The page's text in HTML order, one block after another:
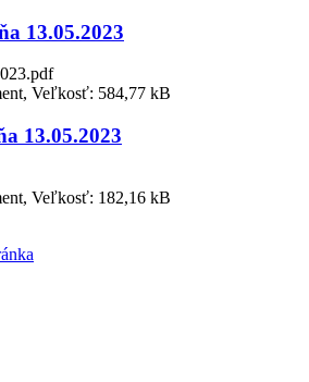
13.05.2023
Veľkosť: 584,77 kB
13.05.2023
Veľkosť: 182,16 kB